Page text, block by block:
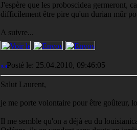
J'espère que les proboscidea germeront,
difficilement être pire qu'un durian mûr
A suivre...
Posté le: 25.04.2010, 09:46:05
Salut Laurent,
je me porte volontaire pour être goûteur,
Il me semble qu'on a déjà eu du